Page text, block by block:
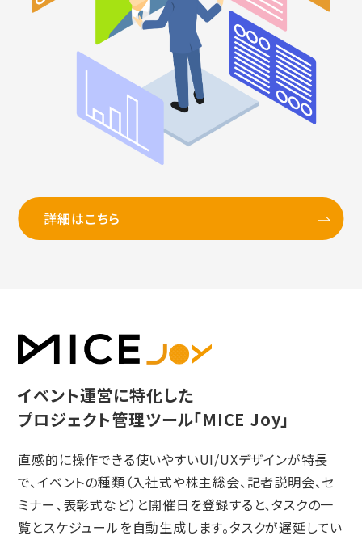
詳細はこちら
イベント運営に特化した
プロジェクト管理ツール「MICE Joy」
直感的に操作できる使いやすいUI/UXデザインが特長
で、イベントの種類（入社式や株主総会、記者説明会、セ
ミナー、表彰式など）と開催日を登録すると、タスクの一
覧とスケジュールを自動生成します。タスクが遅延してい